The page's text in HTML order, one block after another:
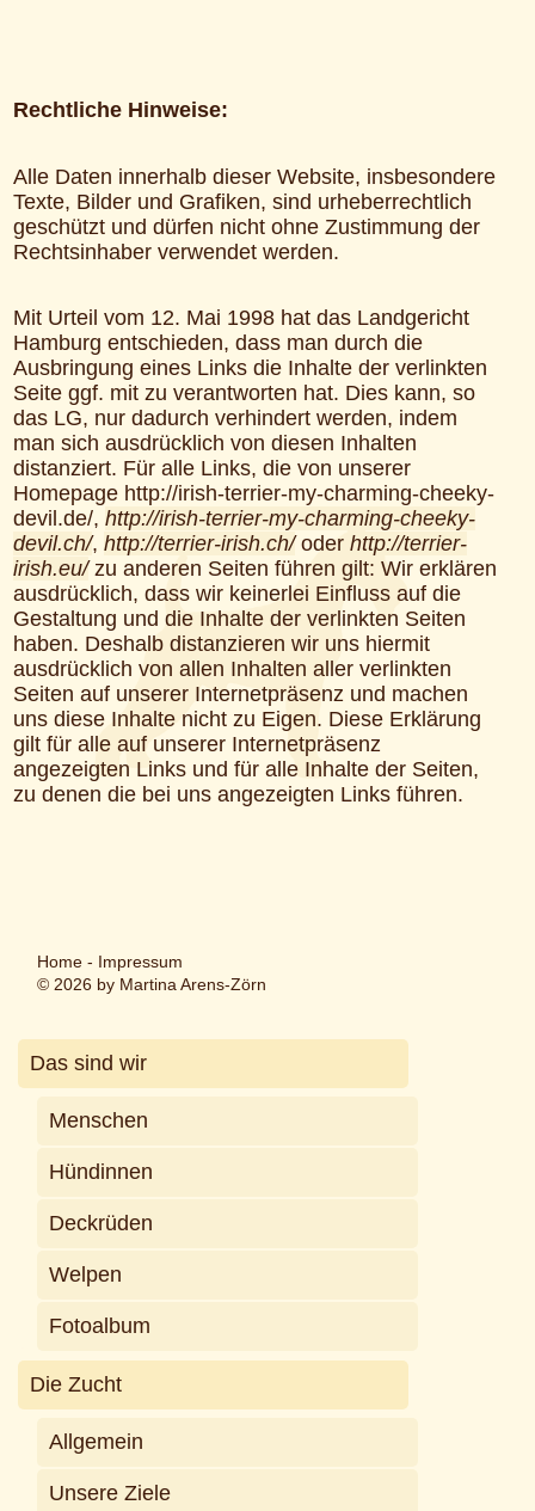
Rechtliche Hinweise:
Alle Daten innerhalb dieser Website, insbesondere
Texte, Bilder und Grafiken, sind urheberrechtlich
geschützt und dürfen nicht ohne Zustimmung der
Rechtsinhaber verwendet werden.
Mit Urteil vom 12. Mai 1998 hat das Landgericht
Hamburg entschieden, dass man durch die
Ausbringung eines Links die Inhalte der verlinkten
Seite ggf. mit zu verantworten hat. Dies kann, so
das LG, nur dadurch verhindert werden, indem
man sich ausdrücklich von diesen Inhalten
distanziert. Für alle Links, die von unserer
Homepage http://irish-terrier-my-charming-cheeky-
devil.de/, http://irish-terrier-my-charming-cheeky-
devil.ch/, http://terrier-irish.ch/oder http://terrier-
irish.eu/zu anderen Seiten führen gilt: Wir erklären
ausdrücklich, dass wir keinerlei Einfluss auf die
Gestaltung und die Inhalte der verlinkten Seiten
haben. Deshalb distanzieren wir uns hiermit
ausdrücklich von allen Inhalten aller verlinkten
Seiten auf unserer Internetpräsenz und machen
uns diese Inhalte nicht zu Eigen. Diese Erklärung
gilt für alle auf unserer Internetpräsenz
angezeigten Links und für alle Inhalte der Seiten,
zu denen die bei uns angezeigten Links führen.
Home- Impressum
© 2026 by Martina Arens-Zörn
Das sind wir
Menschen
Hündinnen
Deckrüden
Welpen
Fotoalbum
Die Zucht
Allgemein
Unsere Ziele